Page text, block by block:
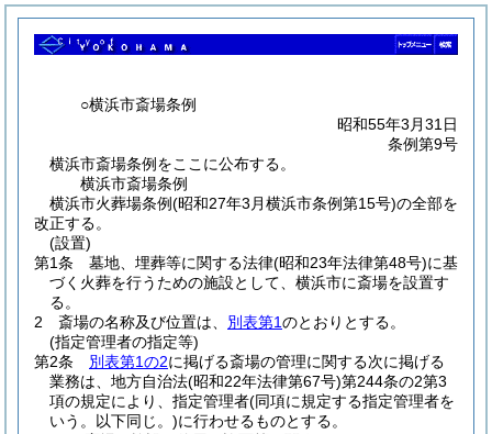
○横浜市斎場条例
昭和55年3月31日
条例第9号
横浜市斎場条例をここに公布する。
横浜市斎場条例
横浜市火葬場条例(昭和27年3月横浜市条例第15号)の全部を
改正する。
(設置)
第1条
墓地、埋葬等に関する法律(昭和23年法律第48号)に基
づく火葬を行うための施設として、横浜市に斎場を設置す
る。
2
斎場の名称及び位置は、 別表第1のとおりとする。
(指定管理者の指定等)
第2条
別表第1の2に掲げる斎場の管理に関する次に掲げる
業務は、地方自治法(昭和22年法律第67号)第244条の2第3
項の規定により、指定管理者(同項に規定する指定管理者を
いう。以下同じ。)に行わせるものとする。